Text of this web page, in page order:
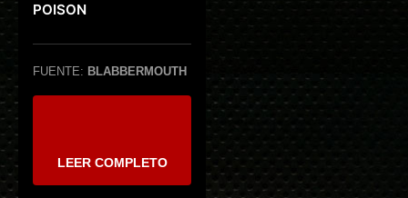
POISON
FUENTE: BLABBERMOUTH
LEER COMPLETO